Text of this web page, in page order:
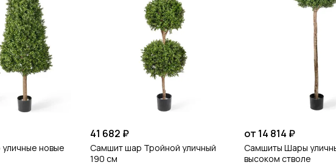
новые
41 682 ₽
Самшит шар Тройной уличный
190 см
от 14 814 ₽
Самшиты Шары
высоком стволе